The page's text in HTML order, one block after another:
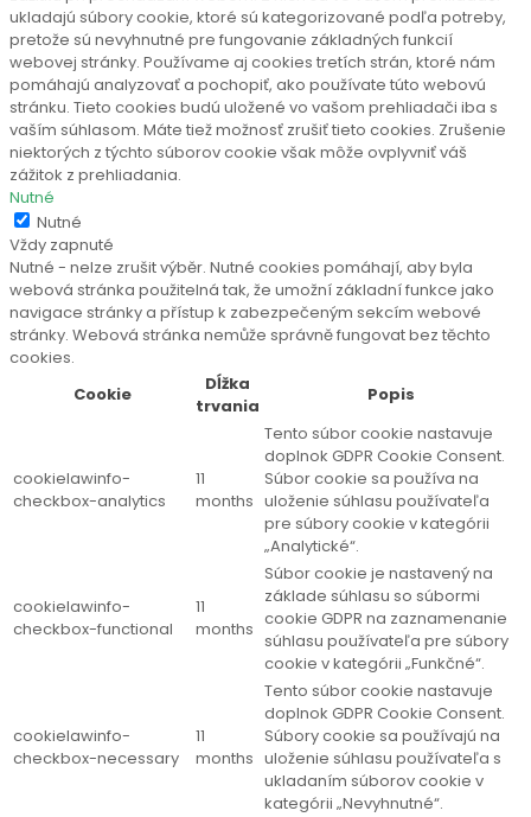
ukladajú súbory cookie, ktoré sú kategorizované podľa potreby,
pretože sú nevyhnutné pre fungovanie základných funkcií
webovej stránky. Používame aj cookies tretích strán, ktoré nám
pomáhajú analyzovať a pochopiť, ako používate túto webovú
stránku. Tieto cookies budú uložené vo vašom prehliadači iba s
vaším súhlasom. Máte tiež možnosť zrušiť tieto cookies. Zrušenie
niektorých z týchto súborov cookie však môže ovplyvniť váš
zážitok z prehliadania.
Nutné
Nutné
Vždy zapnuté
Nutné - nelze zrušit výběr. Nutné cookies pomáhají, aby byla
webová stránka použitelná tak, že umožní základní funkce jako
navigace stránky a přístup k zabezpečeným sekcím webové
stránky. Webová stránka nemůže správně fungovat bez těchto
cookies.
Cookie
Dĺžka
trvania
Popis
cookielawinfo-
checkbox-analytics
11
months
Tento súbor cookie nastavuje
doplnok GDPR Cookie Consent.
Súbor cookie sa používa na
uloženie súhlasu používateľa
pre súbory cookie v kategórii
„Analytické“.
cookielawinfo-
checkbox-functional
11
months
Súbor cookie je nastavený na
základe súhlasu so súbormi
cookie GDPR na zaznamenanie
súhlasu používateľa pre súbory
cookie v kategórii „Funkčné“.
cookielawinfo-
checkbox-necessary
11
months
Tento súbor cookie nastavuje
doplnok GDPR Cookie Consent.
Súbory cookie sa používajú na
uloženie súhlasu používateľa s
ukladaním súborov cookie v
kategórii „Nevyhnutné“.